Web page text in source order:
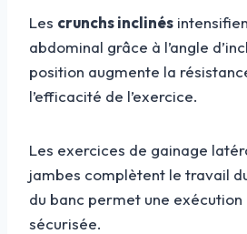
Les crunchs inclinés
abdominal grâce à l’angle
position augmente la
l’efficacité de l’exercice.
Les exercices de gainage
jambes complètent le travail
du banc permet une
sécurisée.